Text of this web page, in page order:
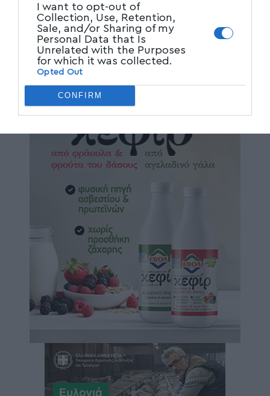
I want to opt-out of
Collection, Use, Retention,
Sale, and/or Sharing of my
Personal Data that Is
Unrelated with the Purposes
for which it was collected.
Opted Out
CONFIRM